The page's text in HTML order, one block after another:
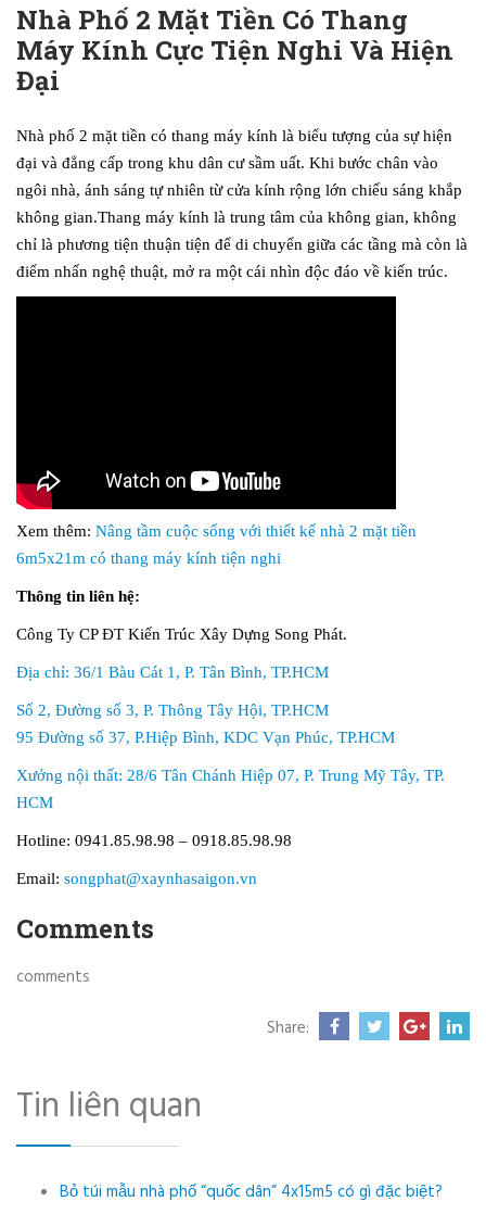
Nhà Phố 2 Mặt Tiền Có Thang
Máy Kính Cực Tiện Nghi Và Hiện
Đại
Nhà phố 2 mặt tiền có thang máy kính là biểu tượng của sự hiện
đại và đẳng cấp trong khu dân cư sầm uất. Khi bước chân vào
ngôi nhà, ánh sáng tự nhiên từ cửa kính rộng lớn chiếu sáng khắp
không gian.Thang máy kính là trung tâm của không gian, không
chỉ là phương tiện thuận tiện để di chuyển giữa các tầng mà còn là
điểm nhấn nghệ thuật, mở ra một cái nhìn độc đáo về kiến trúc.
Xem thêm: Nâng tầm cuộc sống với thiết kế nhà 2 mặt tiền
6m5x21m có thang máy kính tiện nghi
Thông tin liên hệ:
Công Ty CP ĐT Kiến Trúc Xây Dựng Song Phát.
Địa chỉ: 36/1 Bàu Cát 1, P. Tân Bình, TP.HCM
Số 2, Đường số 3, P. Thông Tây Hội, TP.HCM
95 Đường số 37, P.Hiệp Bình, KDC Vạn Phúc, TP.HCM
Xưởng nội thất: 28/6 Tân Chánh Hiệp 07, P. Trung Mỹ Tây, TP.
HCM
Hotline: 0941.85.98.98 – 0918.85.98.98
Email: songphat@xaynhasaigon.vn
Comments
comments
Share:
Tin liên quan
Bỏ túi mẫu nhà phố “quốc dân” 4x15m5 có gì đặc biệt?